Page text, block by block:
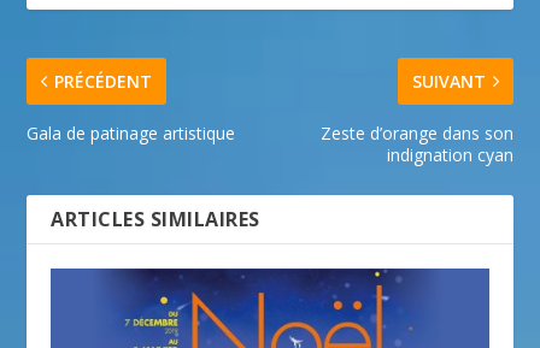
PRÉCÉDENT
Gala de patinage artistique
SUIVANT
Zeste d’orange dans son
indignation cyan
ARTICLES SIMILAIRES